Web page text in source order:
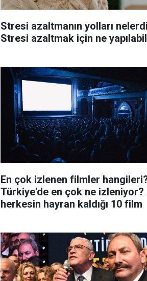
Stresi azaltmanın yolları
Stresi azaltmak için ne
En çok izlenen filmler
Türkiye'de en çok ne izleniyor?
herkesin hayran kaldığı 10 film